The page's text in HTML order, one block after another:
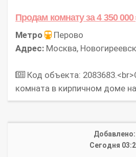
Продам комнатуза 4 350 000
Метро
Перово
Адрес: Москва,
Код объекта:
комната в кирпичном доме на
Добавлено:
Сегодня